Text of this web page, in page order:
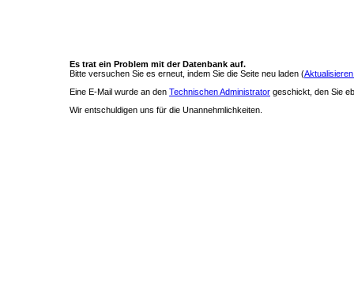
Es trat ein Problem mit der Datenbank auf.
Bitte versuchen Sie es erneut, indem Sie die Seite neu laden (
Eine E-Mail wurde an den Technischen Administrator geschickt, den Sie
Wir entschuldigen uns für die Unannehmlichkeiten.